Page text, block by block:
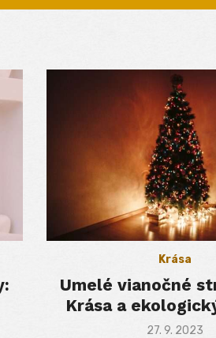
Krása
Umelé vianočné
Krása a
Posted
27. 9. 2023